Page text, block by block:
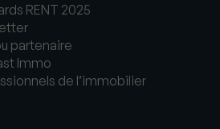
RENT 2025
partenaire
Immo
de l’immobilier